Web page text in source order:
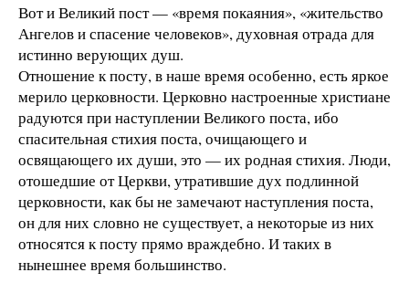
Вот и Великий пост — «время покаяния», «жительство
Ангелов и спасение человеков», духовная отрада для
истинно верующих душ.
Отношение к посту, в наше время особенно, есть яркое
мерило церковности. Церковно настроенные христиане
радуются при наступлении Великого поста, ибо
спасительная стихия поста, очищающего и
освящающего их души, это — их родная стихия. Люди,
отошедшие от Церкви, утратившие дух подлинной
церковности, как бы не замечают наступления поста,
он для них словно не существует, а некоторые из них
относятся к посту прямо враждебно. И таких в
нынешнее время большинство.